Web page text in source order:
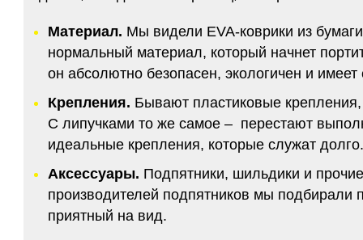
Материал. Мы видели EVA-коврики из
нормальный материал, который начнет
он абсолютно безопасен, экологичен и
Крепления. Бывают пластиковые
С липучками то же самое – перестают
идеальные крепления, которые служат
Аксессуары. Подпятники, шильдики и
производителей подпятников мы подбирали
приятный на вид.